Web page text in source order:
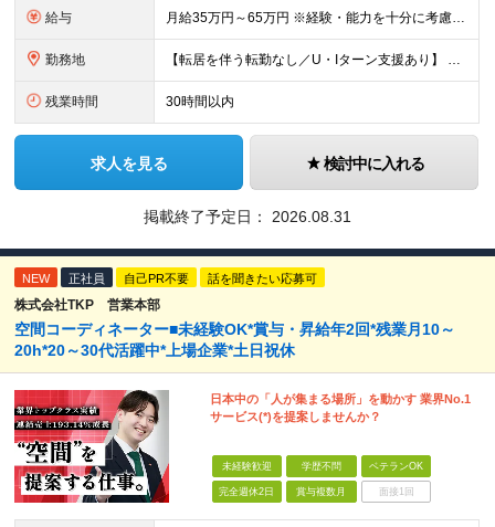
給与 月給35万円～65万円 ※経験・能力を十分に考慮し決定。 ※月給35万円～48万円までは非管理職となりますので、 上記月給には、月30時間分の固定残業代（61,620円～84,508円）および月10
勤務地 【転居を伴う転勤なし／U・Iターン支援あり】 本社（恵比寿）または当社が運営する東京都内の直営店舗での勤務 ※配属先は経験・希望・プロジェクト内容を踏まえて決定します。 ★社宅・引越支援制度あり（
残業時間 30時間以内
求人を見る 検討中に入れる
掲載終了予定日： 2026.08.31
NEW 正社員 自己PR不要 話を聞きたい応募可
株式会社TKP 営業本部
空間コーディネーター■未経験OK*賞与・昇給年2回*残業月10～
20h*20～30代活躍中*上場企業*土日祝休
日本中の「人が集まる場所」を動かす 業界No.1
サービス(*)を提案しませんか？
未経験歓迎 学歴不問 ベテランOK
完全週休2日 賞与複数月 面接1回